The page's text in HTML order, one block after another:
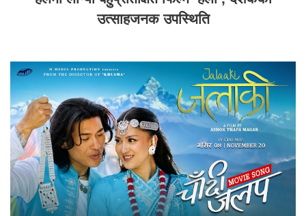
उत्साहजनक उपस्थिति